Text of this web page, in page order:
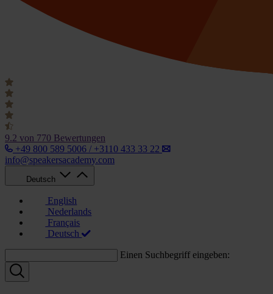
9.2 von 770 Bewertungen
+49 800 589 5006 / +3110 433 33 22
info@speakersacademy.com
Deutsch
English
Nederlands
Français
Deutsch
Einen Suchbegriff eingeben: